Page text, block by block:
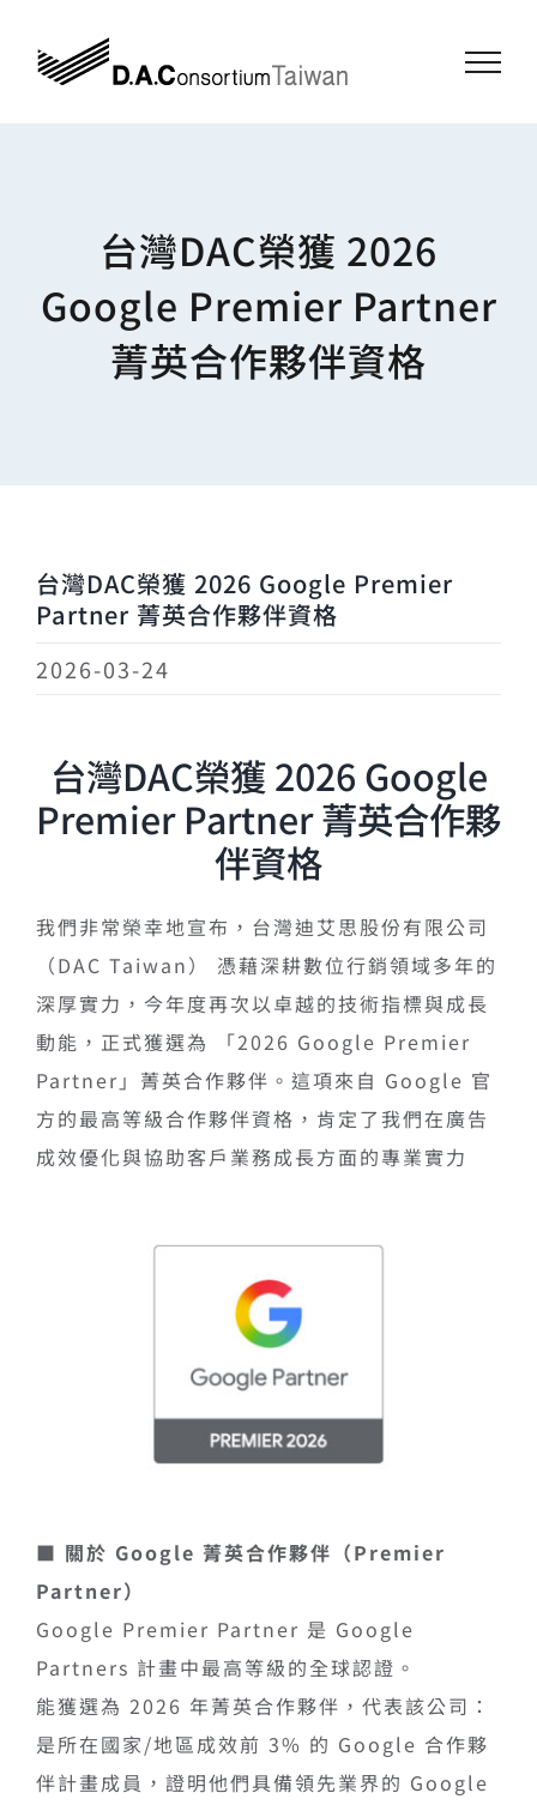
content
台灣DAC榮獲 2026
Google Premier Partner
菁英合作夥伴資格
台灣DAC榮獲 2026 Google Premier
Partner 菁英合作夥伴資格
2026-03-24
台灣DAC榮獲 2026 Google
Premier Partner 菁英合作夥
伴資格
我們非常榮幸地宣布，台灣迪艾思股份有限公司
（DAC Taiwan） 憑藉深耕數位行銷領域多年的
深厚實力，今年度再次以卓越的技術指標與成長
動能，正式獲選為 「2026 Google Premier
Partner 」菁英合作夥伴。這項來自 Google 官
方的最高等級合作夥伴資格，肯定了我們在廣告
成效優化與協助客戶業務成長方面的專業實力
■ 關於 Google 菁英合作夥伴（Premier
Partner）
Google Premier Partner 是 Google
Partners 計畫中最高等級的全球認證。
能獲選為 2026 年菁英合作夥伴，代表該公司：
是所在國家/地區成效前 3% 的 Google 合作夥
伴計畫成員，證明他們具備領先業界的 Google